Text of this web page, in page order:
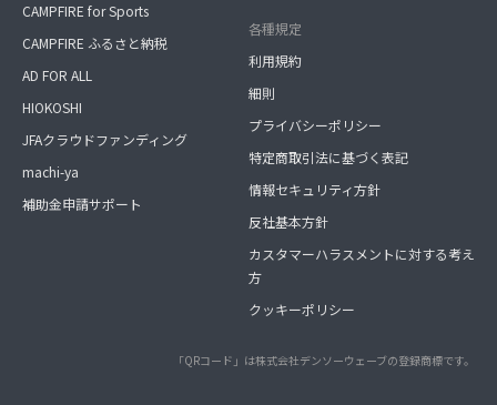
CAMPFIRE for Sports
CAMPFIRE ふるさと納税
AD FOR ALL
HIOKOSHI
JFAクラウドファンディング
machi-ya
補助金申請サポート
各種規定
利用規約
細則
プライバシーポリシー
特定商取引法に基づく表記
情報セキュリティ方針
反社基本方針
カスタマーハラスメントに対する考え
方
クッキーポリシー
「QRコード」は株式会社デンソーウェーブの登録商標です。